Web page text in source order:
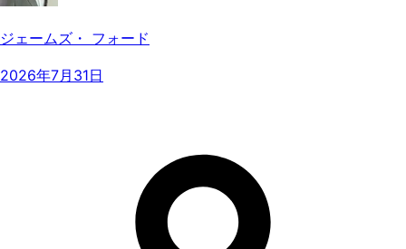
ジェームズ・ フォード
2026年7月31日